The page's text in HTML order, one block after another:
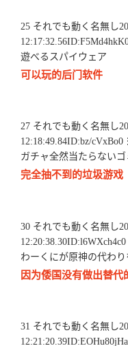
25 それでも動く名無し
遊べるスパイウェア
可以玩的后门软件
27 それでも動く名無し
12:18:49.84ID:bz/cVxBo0⋮
ガチャ全然当たらないゴ
完全抽不到的垃圾游戏
30 それでも動く名無し
わーくにが原神の代わ
因为倭国没有做出替代
31 それでも動く名無し